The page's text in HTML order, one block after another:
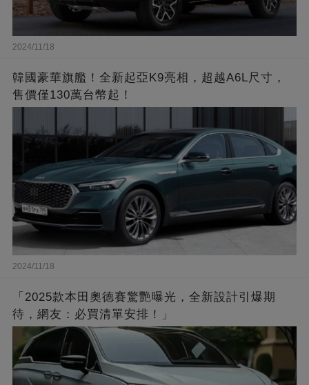
2024/11/18
韓國豪華旗艦！全新起亞K9亮相，超越A6L尺寸，
售價僅130萬台幣起！
2024/11/18
「2025款本田奧德賽驚艷曝光，全新設計引爆期
待，網友：必買清單安排！」